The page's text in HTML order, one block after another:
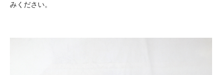
みください。